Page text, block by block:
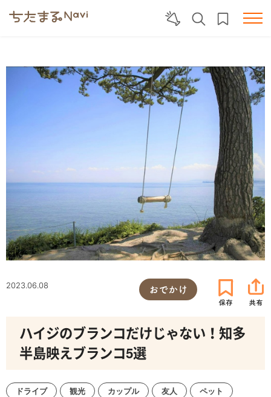
2023.06.08 おでかけ
ハイジのブランコだけじゃない！知多
半島映えブランコ5選
ドライブ 観光 カップル 友人
ペット